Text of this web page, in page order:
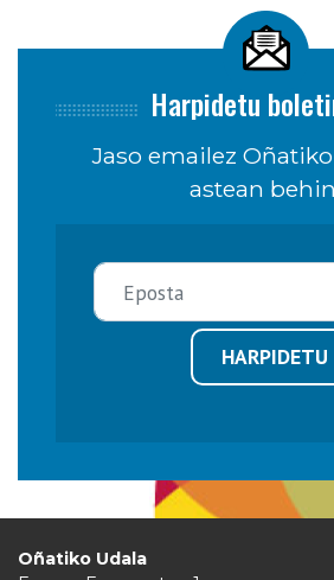
Harpidetu
Jaso emailez
astean
HARPIDETU
Oñatiko Udala